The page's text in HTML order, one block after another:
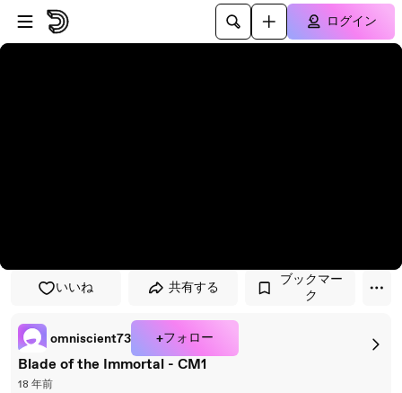
プレイヤーにスキップ
メインコンテンツにスキップ
ログイン
いいね 共有する
ブックマー
ク
omniscient73 +フォロー
Blade of the Immortal - CM1
18 年前